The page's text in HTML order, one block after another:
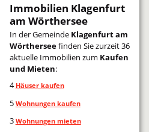
Immobilien Klagenfurt
am Wörthersee
In der Gemeinde Klagenfurt am
Wörtherseefinden Sie zurzeit 36
aktuelle Immobilien zum Kaufen
und Mieten:
4 Häuser kaufen
5 Wohnungen kaufen
3 Wohnungen mieten